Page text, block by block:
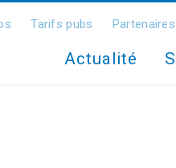
Tarifs pubs Partenaires
Actualité